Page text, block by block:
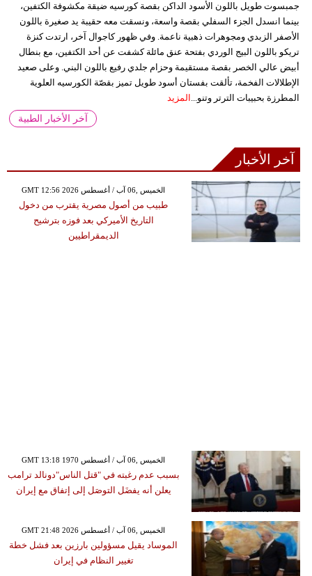
جمبسوت طويل باللون الأسود الداكن بقصة كورسيه ضيقة مكشوفة الكتفين،
بينما انسدل الجزء السفلي بقصة واسعة، ونسقت معه حقيبة يد صغيرة باللون
الأصفر الزبدي ومجوهرات ذهبية ناعمة. وفي ظهور كاجوال آخر، ارتدت كنزة
تريكو باللون البيج الوردي بفتحة عنق مائلة كشفت عن أحد الكتفين، مع بنطال
أبيض عالي الخصر بقصة مستقيمة وحزام جلدي رفيع باللون البني. وعلى صعيد
الإطلالات الفخمة، تألقت بفستان أسود طويل تميز بقصّة الكورسيه العلوية
المطرزة بحبيبات الترتر وتنو... المزيد
آخر الأخبار الطبية
آخر الأخبار
GMT 12:56 2026 الخميس ,06 آب / أغسطس
طبيب من أصول مصرية يقترب من دخول
التاريخ الأميركي بعد فوزه بترشيح
الديمقراطيين
GMT 13:18 1970 الخميس ,06 آب / أغسطس
بسبب عدم رغبته في "قتل الناس"دونالد ترامب
يعلن أنه يفضَل التوصَل إلى إتفاق مع إيران
GMT 21:48 2026 الخميس ,06 آب / أغسطس
الموساد يقيل مسؤولين بارزين بعد فشل خطة
تغيير النظام في إيران